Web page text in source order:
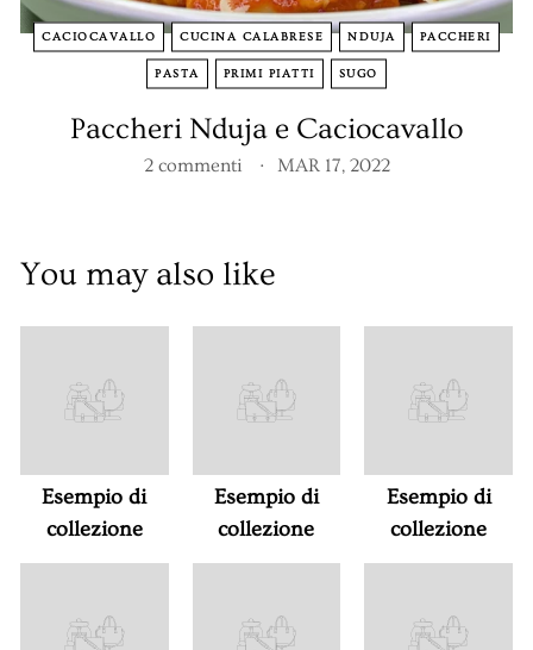
n
CACIOCAVALLO CUCINA CALABRESE NDUJA PACCHERI
PASTA PRIMI PIATTI SUGO
Paccheri Nduja e Caciocavallo
2 commenti MAR 17, 2022
You may also like
Esempio di
collezione
Esempio di
collezione
Esempio di
collezione